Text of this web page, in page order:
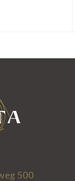
500